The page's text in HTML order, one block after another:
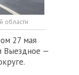
области
27 мая
Выездное —